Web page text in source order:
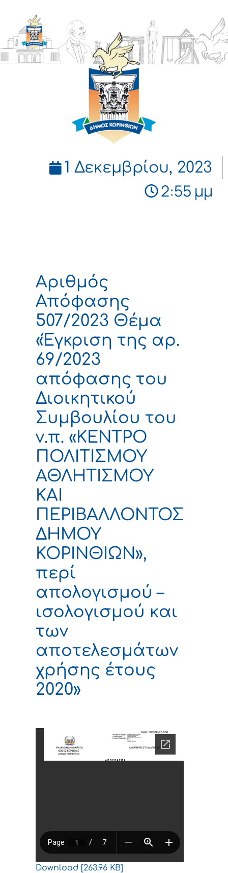
ΔΗΜΟΣ
ΚΟΡΙΝΘΙΩΝ
1 Δεκεμβρίου, 2023
2:55 μμ
Αριθμός
Απόφασης
507/2023 Θέμα
«Έγκριση της αρ.
69/2023
απόφασης του
Διοικητικού
Συμβουλίου του
ν.π. «ΚΕΝΤΡΟ
ΠΟΛΙΤΙΣΜΟΥ
ΑΘΛΗΤΙΣΜΟΥ
ΚΑΙ
ΠΕΡΙΒΑΛΛΟΝΤΟΣ
ΔΗΜΟΥ
ΚΟΡΙΝΘΙΩΝ»,
περί
απολογισμού –
ισολογισμού και
των
αποτελεσμάτων
χρήσης έτους
2020»
Download [263.96 KB]